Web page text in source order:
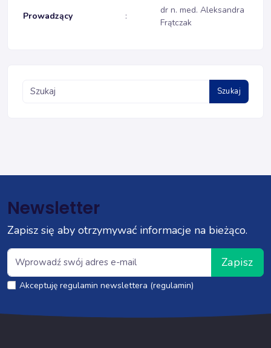
Prowadzący :
dr n. med. Aleksandra
Frątczak
Szukaj
Newsletter
Zapisz się aby otrzymywać informacje na bieżąco.
Zapisz
Akceptuję regulamin newslettera (regulamin)